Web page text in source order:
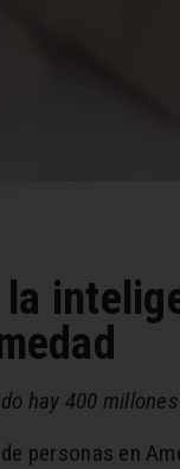
la
hay 400
personas en